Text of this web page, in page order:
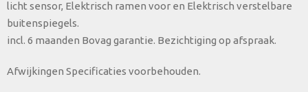
licht sensor, Elektrisch ramen voor en Elektrisch verstelbare
buitenspiegels.
incl. 6 maanden Bovag garantie. Bezichtiging op afspraak.
Afwijkingen Specificaties voorbehouden.